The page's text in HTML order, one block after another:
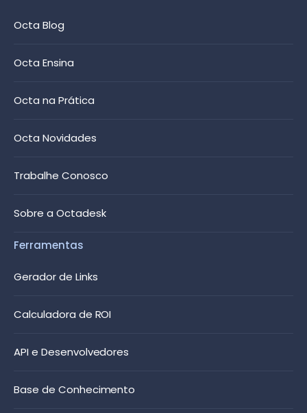
Octa Blog
Octa Ensina
Octa na Prática
Octa Novidades
Trabalhe Conosco
Sobre a Octadesk
Ferramentas
Gerador de Links
Calculadora de ROI
API e Desenvolvedores
Base de Conhecimento